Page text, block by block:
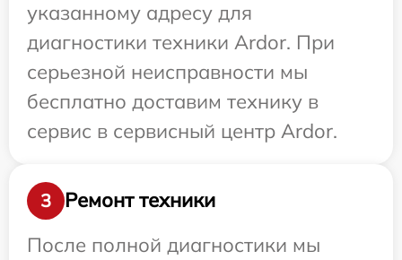
указанному адресу для
диагностики техники Ardor. При
серьезной неисправности мы
бесплатно доставим технику в
сервис в сервисный центр Ardor.
3
Ремонт техники
После полной диагностики мы